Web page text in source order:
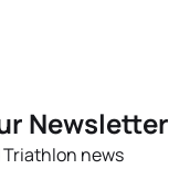
Newsletter
Triathlon news